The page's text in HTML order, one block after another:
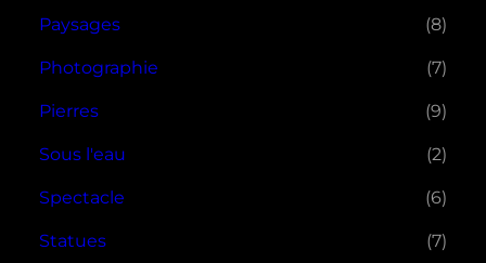
Paysages (8)
Photographie (7)
Pierres (9)
Sous l'eau (2)
Spectacle (6)
Statues (7)